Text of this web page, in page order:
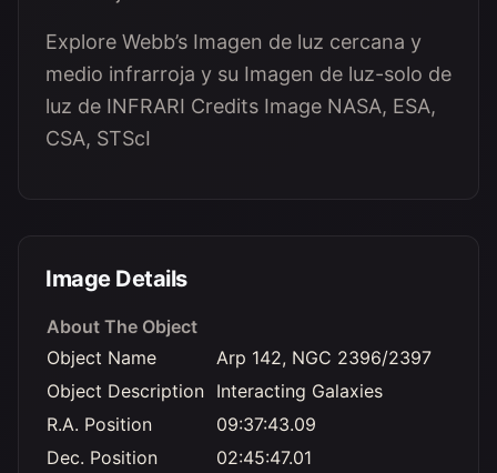
Explore Webb’s Imagen de luz cercana y
medio infrarroja y su Imagen de luz-solo de
luz de INFRARI Credits Image NASA, ESA,
CSA, STScI
Image Details
About The Object
Object Name
Arp 142, NGC 2396/2397
Object Description Interacting Galaxies
R.A. Position
09:37:43.09
Dec. Position
02:45:47.01